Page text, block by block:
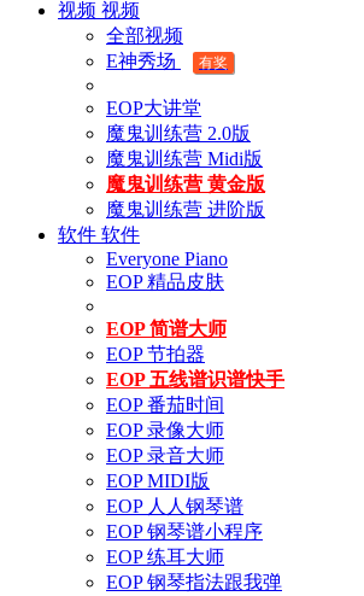
视频 视频
全部视频
E神秀场
有奖
EOP大讲堂
魔鬼训练营 2.0版
魔鬼训练营 Midi版
魔鬼训练营 黄金版
魔鬼训练营 进阶版
软件 软件
Everyone Piano
EOP 精品皮肤
EOP 简谱大师
EOP 节拍器
EOP 五线谱识谱快手
EOP 番茄时间
EOP 录像大师
EOP 录音大师
EOP MIDI版
EOP 人人钢琴谱
EOP 钢琴谱小程序
EOP 练耳大师
EOP 钢琴指法跟我弹